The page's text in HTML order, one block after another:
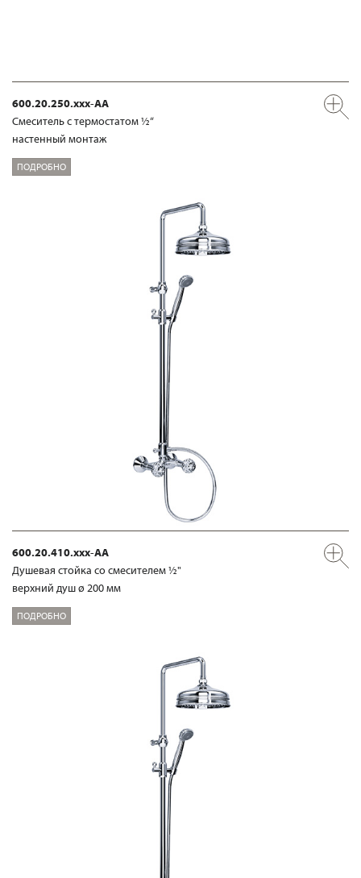
600.20.250.xxx-AA
Смеситель с термостатом ½“
настенный монтаж
ПОДРОБНО
600.20.410.xxx-AA
Душевая стойка со смесителем ½"
верхний душ ø 200 мм
ПОДРОБНО